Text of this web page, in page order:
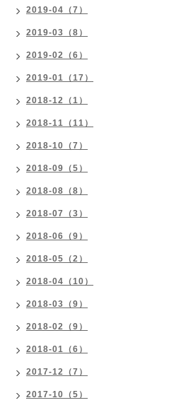
2019-04（7）
2019-03（8）
2019-02（6）
2019-01（17）
2018-12（1）
2018-11（11）
2018-10（7）
2018-09（5）
2018-08（8）
2018-07（3）
2018-06（9）
2018-05（2）
2018-04（10）
2018-03（9）
2018-02（9）
2018-01（6）
2017-12（7）
2017-10（5）